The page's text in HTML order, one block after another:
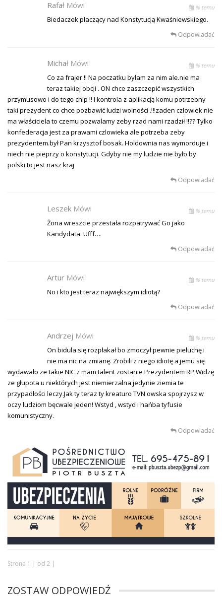
Rafał Mówi % temu
Biedaczek płaczący nad Konstytucją Kwaśniewskiego.
Odpowiadać
Michał Mówi % temu
Co za frajer !! Na poczatku byłam za nim ale.nie ma
teraz takiej obcji . ON chce zaszczepić wszystkich
przymusowo i do tego chip !! I kontrola z aplikacją komu potrzebny
taki prezydent co chce pozbawić ludzi wolności .!!!zaden człowiek nie
ma właściciela to czemu pozwalamy zeby rzad nami rzadził !!?? Tylko
konfederacja jest za prawami czlowieka ale potrzeba zeby
prezydentem.był Pan krzysztof bosak. Holdownia nas wymorduje i
niech nie pieprzy o konstytucji. Gdyby nie my ludzie nie było by
polski to jest nasz kraj
Odpowiadać
Leszek Mówi % temu
Żona wreszcie przestała rozpatrywać Go jako
Kandydata. Ufff….
Odpowiadać
Artur Mówi % temu
No i kto jest teraz największym idiotą?
Odpowiadać
Andrzej Mówi % temu
On bidula się rozpłakał bo zmoczył pewnie pieluchę i
nie ma nic na zmianę. Zrobili z niego idiotę a jemu się
wydawało ze takie NIC z mam talent zostanie Prezydentem RP.Widzę
ze głupota u niektórych jest niemierzalna jedynie ziemia te
przypadłości leczy.Jak ty teraz ty kreaturo TVN owska spojrzysz w
oczy ludziom bęcwale jeden! Wstyd , wstyd i hańba tyfusie
komunistyczny.
Odpowiadać
Strona 1 | od 2 |
ZOSTAW ODPOWIEDŹ